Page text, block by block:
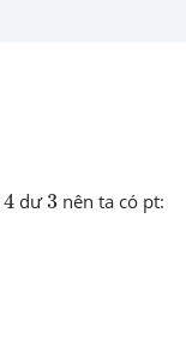
4
4 dư3
3 nên ta có pt: